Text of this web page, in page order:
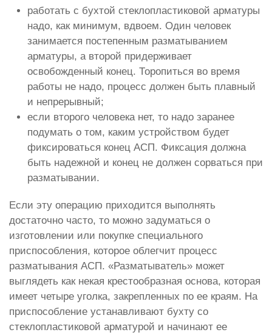
работать с бухтой стеклопластиковой арматуры
надо, как минимум, вдвоем. Один человек
занимается постепенным разматыванием
арматуры, а второй придерживает
освобожденный конец. Торопиться во время
работы не надо, процесс должен быть плавный
и непрерывный;
если второго человека нет, то надо заранее
подумать о том, каким устройством будет
фиксироваться конец АСП. Фиксация должна
быть надежной и конец не должен сорваться при
разматывании.
Если эту операцию приходится выполнять
достаточно часто, то можно задуматься о
изготовлении или покупке специального
приспособления, которое облегчит процесс
разматывания АСП. «Разматыватель» может
выглядеть как некая крестообразная основа, которая
имеет четыре уголка, закрепленных по ее краям. На
приспособление устанавливают бухту со
стеклопластиковой арматурой и начинают ее